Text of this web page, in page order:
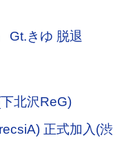
Gt.きゆ 脱退
北沢ReG)
正式加入(渋